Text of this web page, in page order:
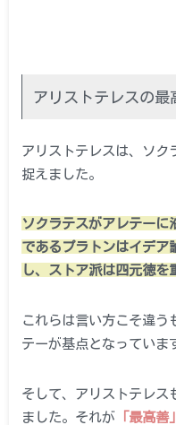
アリストテレスの最
アリストテレスは、ソク
捉えました。
ソクラテスがアレテーに
であるプラトンはイデア
し、ストア派は四元徳を
これらは言い方こそ違う
テーが基点となっていま
そして、アリストテレス
ました。それが 「最高善」